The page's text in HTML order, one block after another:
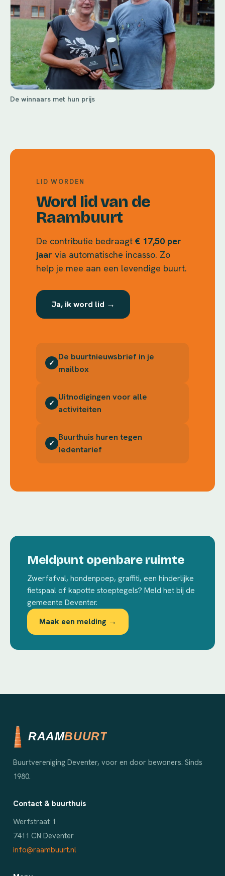
De winnaars met hun prijs
LID WORDEN
Word lid van de
Raambuurt
De contributie bedraagt € 17,50 per
jaar via automatische incasso. Zo
help je mee aan een levendige buurt.
Ja, ik word lid →
✓
De buurtnieuwsbrief in je
mailbox
✓
Uitnodigingen voor alle
activiteiten
✓
Buurthuis huren tegen
ledentarief
Meldpunt openbare ruimte
Zwerfafval, hondenpoep, graffiti, een hinderlijke
fietspaal of kapotte stoeptegels? Meld het bij de
gemeente Deventer.
Maak een melding →
Buurtvereniging Deventer, voor en door bewoners. Sinds
1980.
Contact & buurthuis
Werfstraat 1
7411 CN Deventer
info@raambuurt.nl